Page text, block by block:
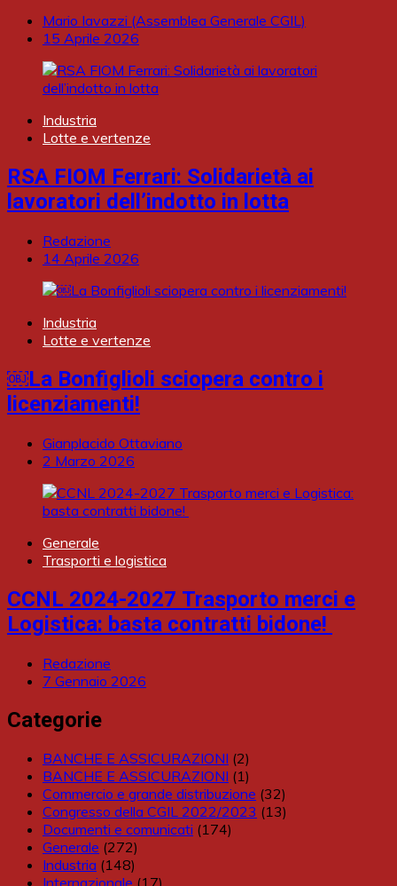
Mario Iavazzi (Assemblea Generale CGIL)
15 Aprile 2026
Industria
Lotte e vertenze
RSA FIOM Ferrari: Solidarietà ai
lavoratori dell’indotto in lotta
Redazione
14 Aprile 2026
Industria
Lotte e vertenze
￼La Bonfiglioli sciopera contro i
licenziamenti!
Gianplacido Ottaviano
2 Marzo 2026
Generale
Trasporti e logistica
CCNL 2024-2027 Trasporto merci e
Logistica: basta contratti bidone!
Redazione
7 Gennaio 2026
Categorie
BANCHE E ASSICURAZIONI (2)
BANCHE E ASSICURAZIONI (1)
Commercio e grande distribuzione (32)
Congresso della CGIL 2022/2023 (13)
Documenti e comunicati (174)
Generale (272)
Industria (148)